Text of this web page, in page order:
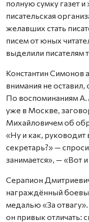
полную сумку газет
писательская
желавших стать
писем от юных
выделили писателям
Константин Симонов
внимания не
По воспоминаниям
уже в Москве,
Михайловичем об
«Ну и как,
секретарь?» —
занимается», — «Вот
Серапион
награждённый
медалью «За
он привык отличать: